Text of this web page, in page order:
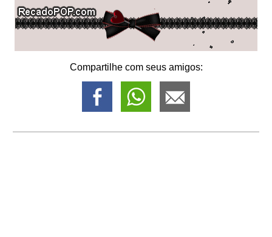
Compartilhe com seus amigos: